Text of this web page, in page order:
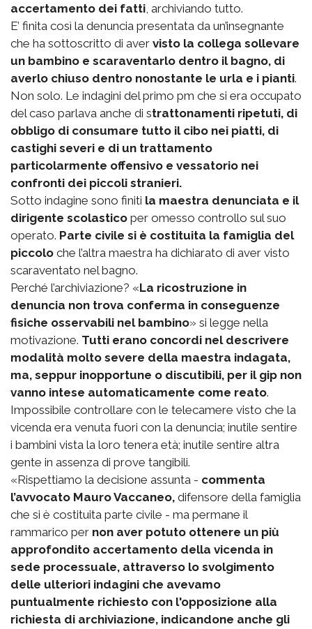
accertamento dei fatti, archiviando tutto.
E’ finita così la denuncia presentata da un’insegnante
che ha sottoscritto di aver visto la collega sollevare
un bambino e scaraventarlo dentro il bagno, di
averlo chiuso dentro nonostante le urla e i pianti.
Non solo. Le indagini del primo pm che si era occupato
del caso parlava anche di strattonamenti ripetuti, di
obbligo di consumare tutto il cibo nei piatti, di
castighi severi e di un trattamento
particolarmente offensivo e vessatorio nei
confronti dei piccoli stranieri.
Sotto indagine sono finiti la maestra denunciata e il
dirigente scolastico per omesso controllo sul suo
operato. Parte civile si è costituita la famiglia del
piccolo che l’altra maestra ha dichiarato di aver visto
scaraventato nel bagno.
Perché l’archiviazione? «La ricostruzione in
denuncia non trova conferma in conseguenze
fisiche osservabili nel bambino» si legge nella
motivazione. Tutti erano concordi nel descrivere
modalità molto severe della maestra indagata,
ma, seppur inopportune o discutibili, per il gip non
vanno intese automaticamente come reato.
Impossibile controllare con le telecamere visto che la
vicenda era venuta fuori con la denuncia; inutile sentire
i bambini vista la loro tenera età; inutile sentire altra
gente in assenza di prove tangibili.
«Rispettiamo la decisione assunta - commenta
l’avvocato Mauro Vaccaneo, difensore della famiglia
che si è costituita parte civile - ma permane il
rammarico per non aver potuto ottenere un più
approfondito accertamento della vicenda in
sede processuale, attraverso lo svolgimento
delle ulteriori indagini che avevamo
puntualmente richiesto con l'opposizione alla
richiesta di archiviazione, indicandone anche gli